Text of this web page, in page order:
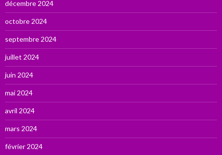
décembre 2024
octobre 2024
septembre 2024
juillet 2024
juin 2024
mai 2024
avril 2024
mars 2024
février 2024